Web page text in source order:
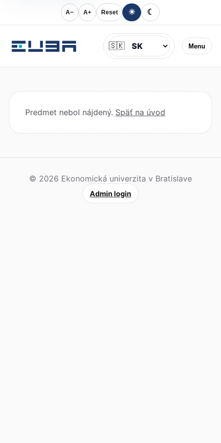
A− A+ Reset ☀ ☾
Menu
Jazyk
🇸🇰
Predmet nebol nájdený. Späť na úvod
© 2026 Ekonomická univerzita v Bratislave
Admin login